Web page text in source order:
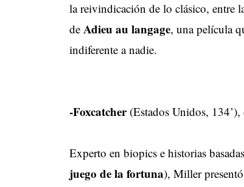
la reivindicación de lo clásico, entre
de Adieu au langage, una película
indiferente a nadie.
-Foxcatcher(Estados Unidos,
Experto en biopics e historias
juego de la fortuna), Miller